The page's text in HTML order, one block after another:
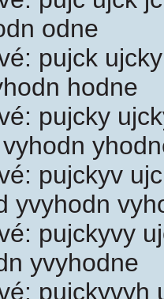
odne
pujck
hodne
pujcky
pujckyv
yvyhodn
pujckyvy
yvyhodne
pujckyvyh